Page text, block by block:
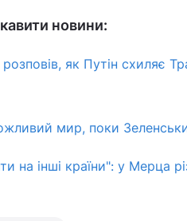
новини:
як Путін схиляє
мир, поки
на інші країни": у Мерца